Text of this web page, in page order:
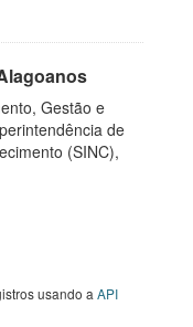
Gestão e
de
(SINC),
usando a API